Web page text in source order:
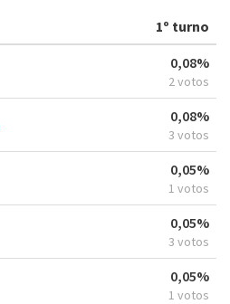
1º turno
0,08%
2 votos
0,08%
3 votos
0,05%
1 votos
0,05%
3 votos
0,05%
1 votos